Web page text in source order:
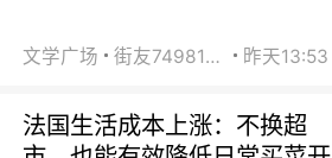
文学广场 街友74981146 昨天13:53
法国生活成本上涨：不换超